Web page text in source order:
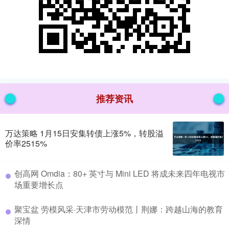
推荐资讯
万达策略 1月15日安集转债上涨5%，转股溢
价率2515%
​创高网 Omdia：80+ 英寸与 Mini LED 将成未来四年电视市
场重要增长点
​聚宝盆 劳模风采·天津市劳动模范丨荆娜：跨越山海的教育
深情